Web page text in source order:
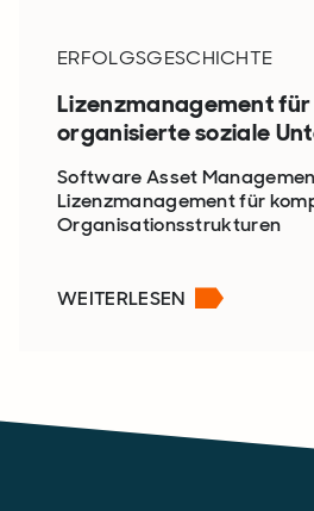
ERFOLGSGESCHICHTE
Lizenzmanagement
organisierte soziale
Software Asset
Lizenzmanagement für
Organisationsstrukturen
WEITERLESEN